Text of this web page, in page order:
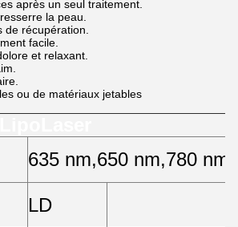
après un seul traitement.
la peau.
récupération.
facile.
et relaxant.
ou de matériaux jetables
635 nm,650 nm,780 nm
LD